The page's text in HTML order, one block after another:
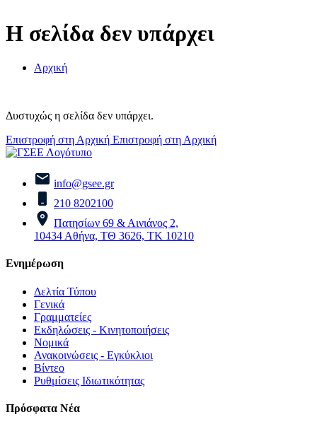
Η σελίδα δεν υπάρχει
Αρχική
Δυστυχώς η σελίδα δεν υπάρχει.
Επιστροφή στη Αρχική Επιστροφή στη Αρχική
info@gsee.gr
210 8202100
Πατησίων 69 & Αινιάνος 2,
10434 Αθήνα, ΤΘ 3626, ΤΚ 10210
Ενημέρωση
Δελτία Τύπου
Γενικά
Γραμματείες
Εκδηλώσεις - Κινητοποιήσεις
Νομικά
Ανακοινώσεις - Εγκύκλιοι
Βίντεο
Ρυθμίσεις Ιδιωτικότητας
Πρόσφατα Νέα